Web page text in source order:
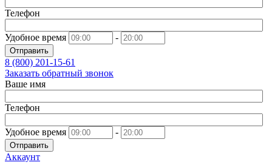
Телефон
Удобное время -
Отправить
8 (800) 201-15-61
Заказать обратный звонок
Ваше имя
Телефон
Удобное время -
Отправить
Аккаунт